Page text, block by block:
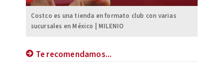
Costco es una tienda en formato club con varias
sucursales en México | MILENIO
Te recomendamos...